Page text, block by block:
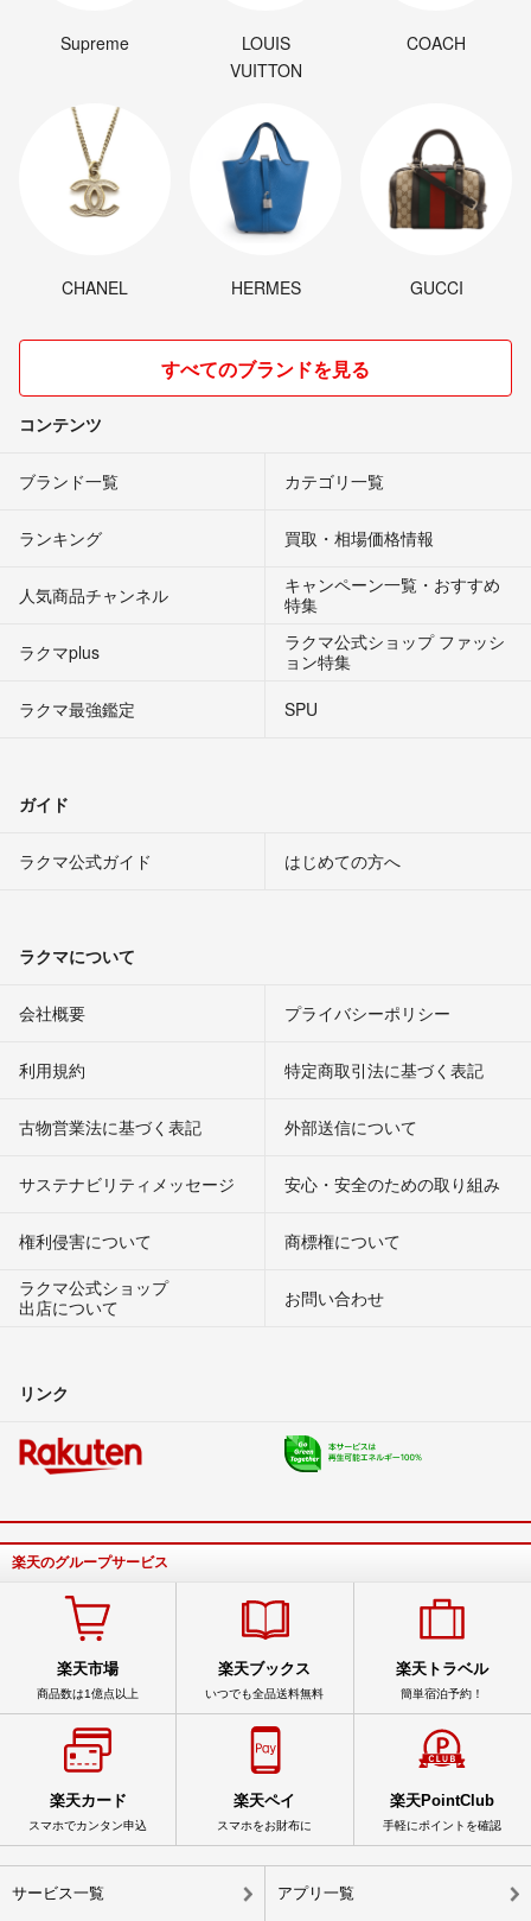
Supreme
LOUIS
VUITTON
COACH
CHANEL HERMES GUCCI
すべてのブランドを見る
コンテンツ
ブランド一覧 カテゴリ一覧
ランキング 買取・相場価格情報
人気商品チャンネル
キャンペーン一覧・おすすめ
特集
ラクマplus
ラクマ公式ショップ ファッシ
ョン特集
ラクマ最強鑑定
SPU
ガイド
ラクマ公式ガイド はじめての方へ
ラクマについて
会社概要 プライバシーポリシー
利用規約 特定商取引法に基づく表記
古物営業法に基づく表記 外部送信について
サステナビリティメッセージ 安心・安全のための取り組み
権利侵害について
商標権について
ラクマ公式ショップ
出店について
お問い合わせ
リンク
楽天のグループサービス
楽天市場
商品数は1億点以上
楽天ブックス
いつでも全品送料無料
楽天トラベル
簡単宿泊予約！
楽天カード
スマホでカンタン申込
楽天ペイ
スマホをお財布に
楽天PointClub
手軽にポイントを確認
サービス一覧 アプリ一覧